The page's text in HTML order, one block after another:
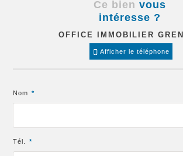
Ce bien vous
intéresse ?
OFFICE IMMOBILIER
Afficher le téléphone
Nom *
Tél. *